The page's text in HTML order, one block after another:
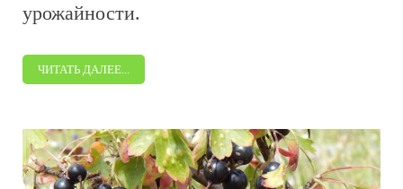
урожайности.
ЧИТАТЬ ДАЛЕЕ...